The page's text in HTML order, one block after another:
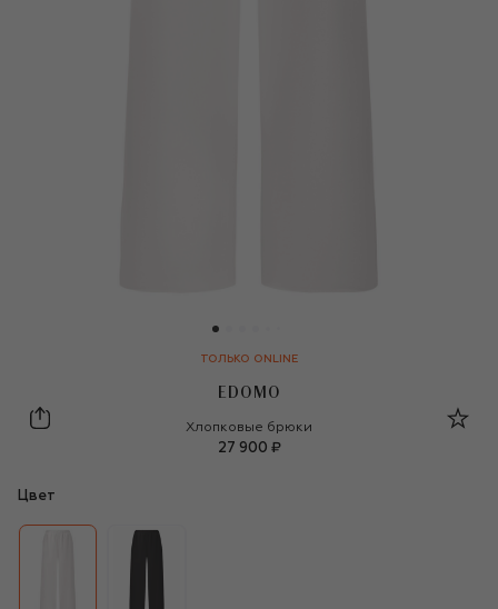
ТОЛЬКО ONLINE
EDOMO
EDOMO
Хлопковые брюки
27 900 ₽
Цвет